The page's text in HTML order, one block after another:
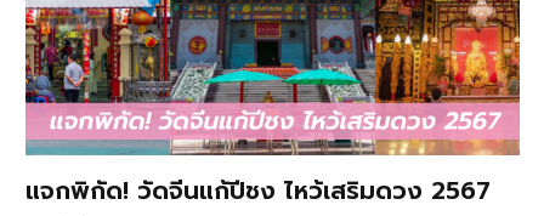
แจกพิกัด! วัดจีนแก้ปีชง ไหว้เสริมดวง 2567